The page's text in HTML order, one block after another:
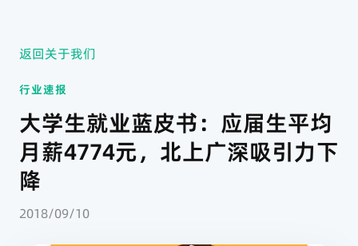
返回关于我们
行业速报
大学生就业蓝皮书：应届生平均
月薪4774元，北上广深吸引力下
降
2018/09/10